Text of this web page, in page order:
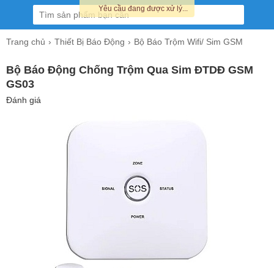
Trang chủ Thiết Bị Báo Động Bộ Báo Trộm Wifi/ Sim GSM
Bộ Báo Động Chống Trộm Qua Sim ĐTDĐ GSM
GS03
Đánh giá
Yêu cầu đang được xử lý...